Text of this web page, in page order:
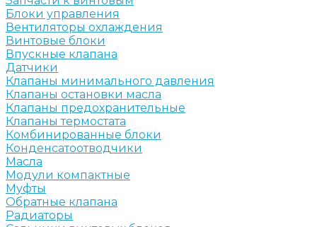
Блоки управления
Вентиляторы охлаждения
Винтовые блоки
Впускные клапана
Датчики
Клапаны минимального давления
Клапаны остановки масла
Клапаны предохранительные
Клапаны термостата
Комбинированные блоки
Конденсатоотводчики
Масла
Модули компактные
Муфты
Обратные клапана
Радиаторы